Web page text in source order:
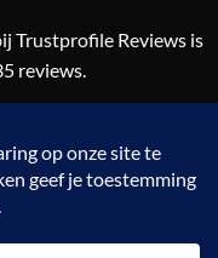
Trustprofile Reviewsis
reviews.